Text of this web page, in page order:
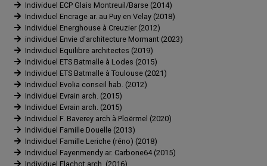
Individuel ECP Glais Montreuil/Barse (2014)
Individuel Encrage ar. au Puy en Velay (2018)
Individuel Energhouse à Creuzier (2012)
individuel Envie d'architecture Mormant (2023)
Individuel Equilibre architectes (2019)
Individuel ETS Batmalle à Lodes (2015)
Individuel ETS Batmalle à Toulouse (2021)
Individuel Evolia conseil hab. (2012)
Individuel Evrain arch. (2015)
Individuel Evrain arch. (2015)
Individuel F. Baverey arch à Ploërmel (2020)
Individuel Famille Douelle (2013)
Individuel Famille Leriche (réno) (2018)
Individuel Fayenmendy ar. Carbone64 (2015)
Individuel Flachot arch. (2016)